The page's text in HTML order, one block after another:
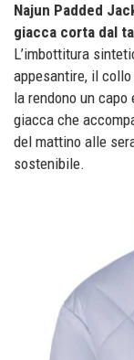
Najun Padded
giacca corta dal
L’imbottitura
appesantire, il
la rendono un
giacca che
del mattino alle
sostenibile.